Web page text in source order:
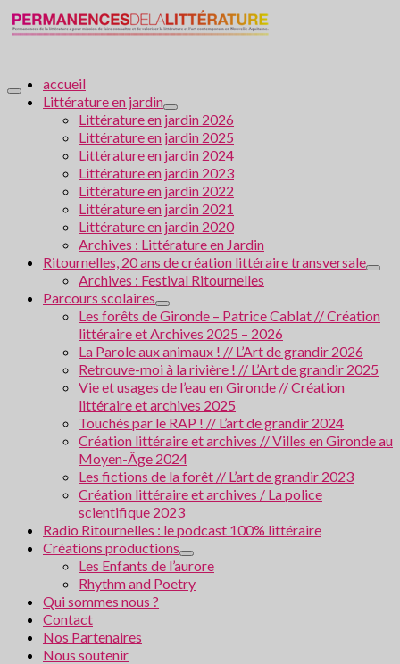
accueil
Littérature en jardin
Littérature en jardin 2026
Littérature en jardin 2025
Littérature en jardin 2024
Littérature en jardin 2023
Littérature en jardin 2022
Littérature en jardin 2021
Littérature en jardin 2020
Archives : Littérature en Jardin
Ritournelles, 20 ans de création littéraire transversale
Archives : Festival Ritournelles
Parcours scolaires
Les forêts de Gironde – Patrice Cablat // Création
littéraire et Archives 2025 – 2026
La Parole aux animaux ! // L’Art de grandir 2026
Retrouve-moi à la rivière ! // L’Art de grandir 2025
Vie et usages de l’eau en Gironde // Création
littéraire et archives 2025
Touchés par le RAP ! // L’art de grandir 2024
Création littéraire et archives // Villes en Gironde au
Moyen-Âge 2024
Les fictions de la forêt // L’art de grandir 2023
Création littéraire et archives / La police
scientifique 2023
Radio Ritournelles : le podcast 100% littéraire
Créations productions
Les Enfants de l’aurore
Rhythm and Poetry
Qui sommes nous ?
Contact
Nos Partenaires
Nous soutenir